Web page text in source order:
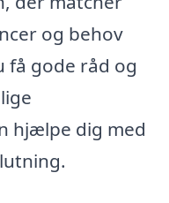
og behov
få gode råd og
hjælpe dig med